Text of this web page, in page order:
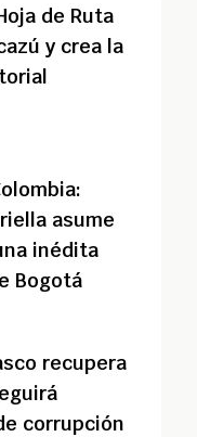
de Ruta
y crea la
asume
inédita
Bogotá
recupera
corrupción